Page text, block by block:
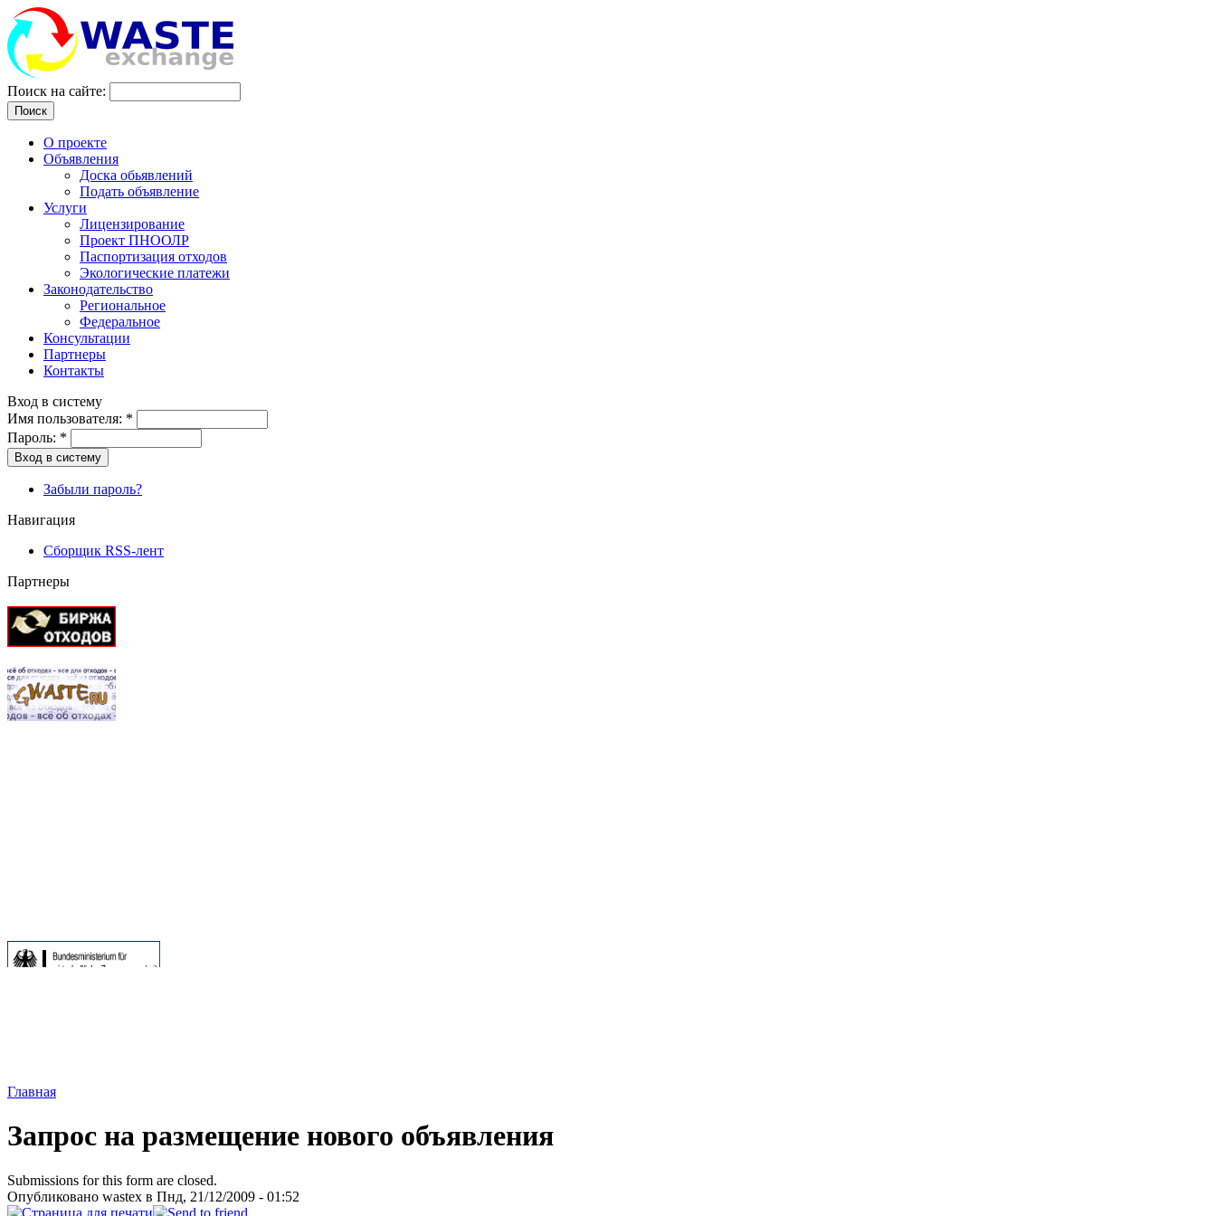
Поиск на сайте:
Поиск
О проекте
Объявления
Доска обьявлений
Подать объявление
Услуги
Лицензирование
Проект ПНООЛР
Паспортизация отходов
Экологические платежи
Законодательство
Региональное
Федеральное
Консультации
Партнеры
Контакты
Вход в систему
Имя пользователя: *
Пароль: *
Вход в систему
Забыли пароль?
Навигация
Сборщик RSS-лент
Партнеры
Главная
Запрос на размещение нового объявления
Submissions for this form are closed.
Опубликовано wastex в Пнд, 21/12/2009 - 01:52